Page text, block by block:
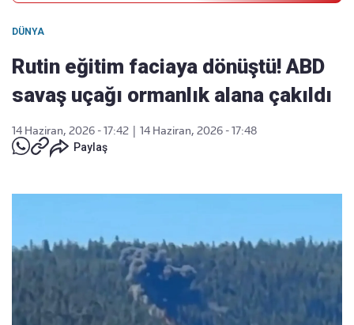
DÜNYA
Rutin eğitim faciaya dönüştü! ABD
savaş uçağı ormanlık alana çakıldı
14 Haziran, 2026 - 17:42
14 Haziran, 2026 - 17:48
Paylaş